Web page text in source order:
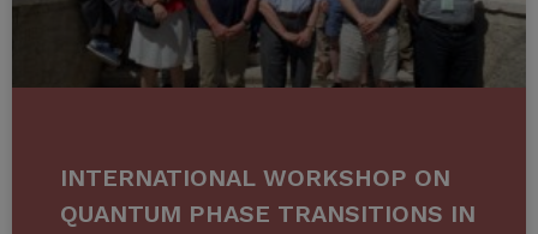
INTERNATIONAL WORKSHOP ON
QUANTUM PHASE TRANSITIONS IN